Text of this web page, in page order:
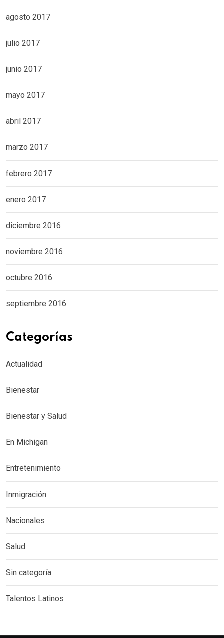
agosto 2017
julio 2017
junio 2017
mayo 2017
abril 2017
marzo 2017
febrero 2017
enero 2017
diciembre 2016
noviembre 2016
octubre 2016
septiembre 2016
Categorías
Actualidad
Bienestar
Bienestar y Salud
En Michigan
Entretenimiento
Inmigración
Nacionales
Salud
Sin categoría
Talentos Latinos